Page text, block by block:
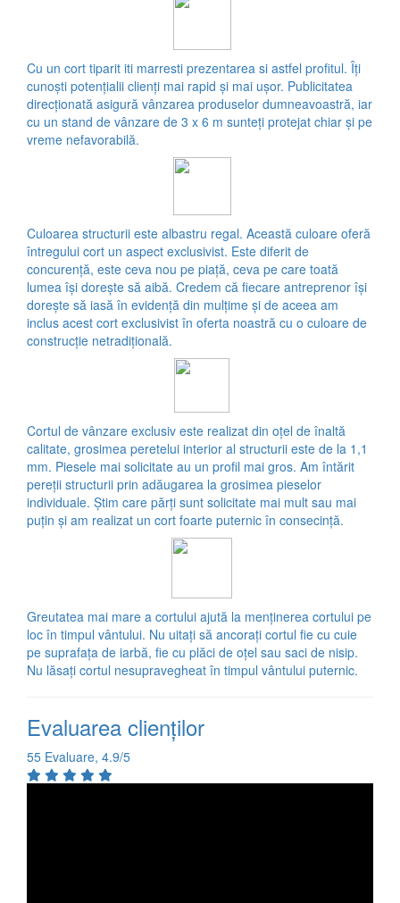
Cu un cort tiparit iti marresti prezentarea si astfel profitul. Îți
cunoști potențialii clienți mai rapid și mai ușor. Publicitatea
direcționată asigură vânzarea produselor dumneavoastră, iar
cu un stand de vânzare de 3 x 6 m sunteți protejat chiar și pe
vreme nefavorabilă.
Culoarea structurii este albastru regal. Această culoare oferă
întregului cort un aspect exclusivist. Este diferit de
concurență, este ceva nou pe piață, ceva pe care toată
lumea își dorește să aibă. Credem că fiecare antreprenor își
dorește să iasă în evidență din mulțime și de aceea am
inclus acest cort exclusivist în oferta noastră cu o culoare de
construcție netradițională.
Cortul de vânzare exclusiv este realizat din oțel de înaltă
calitate, grosimea peretelui interior al structurii este de la 1,1
mm. Piesele mai solicitate au un profil mai gros. Am întărit
pereții structurii prin adăugarea la grosimea pieselor
individuale. Știm care părți sunt solicitate mai mult sau mai
puțin și am realizat un cort foarte puternic în consecință.
Greutatea mai mare a cortului ajută la menținerea cortului pe
loc în timpul vântului. Nu uitați să ancorați cortul fie cu cuie
pe suprafața de iarbă, fie cu plăci de oțel sau saci de nisip.
Nu lăsați cortul nesupravegheat în timpul vântului puternic.
Evaluarea clienţilor
55 Evaluare, 4.9/5